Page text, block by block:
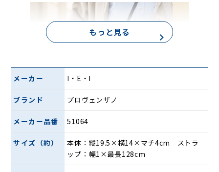
漆黒の高級ラム革に映える金色のファスナーを開けば無類の
機能性を誇る二つのエリアが現れます。まさに、快活で健康
もっと見る
メーカー I・E・I
ブランド プロヴェンザノ
メーカー品番 51064
サイズ（約）
本体：縦19.5×横14×マチ4cm ストラ
ップ：幅1×最長128cm